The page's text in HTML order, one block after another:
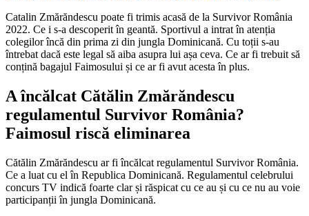
Catalin Zmărăndescu poate fi trimis acasă de la Survivor România
2022. Ce i s-a descoperit în geantă. Sportivul a intrat în atenția
colegilor încă din prima zi din jungla Dominicană. Cu toții s-au
întrebat dacă este legal să aiba asupra lui așa ceva. Ce ar fi trebuit să
conțină bagajul Faimosului și ce ar fi avut acesta în plus.
A încălcat Cătălin Zmărăndescu
regulamentul Survivor România?
Faimosul riscă eliminarea
Cătălin Zmărăndescu ar fi încălcat regulamentul Survivor România.
Ce a luat cu el în Republica Dominicană. Regulamentul celebrului
concurs TV indică foarte clar și răspicat cu ce au și cu ce nu au voie
participanții în jungla Dominicană.